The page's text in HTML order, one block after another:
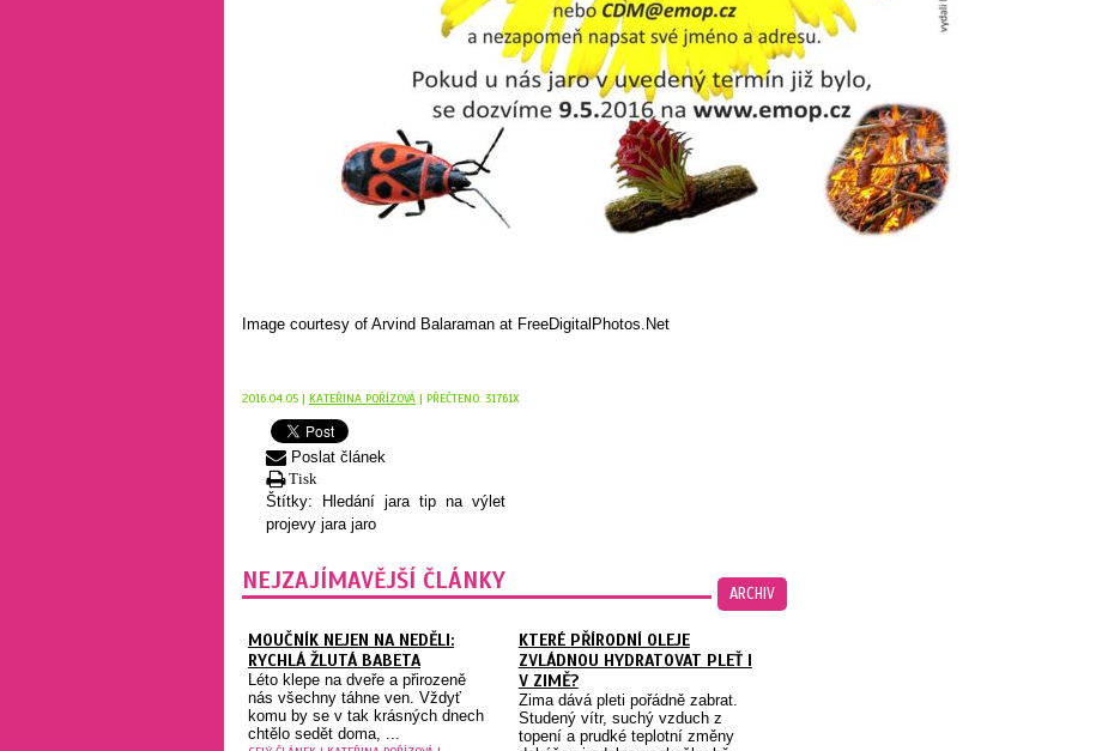
Image courtesy of Arvind Balaraman at FreeDigitalPhotos.Net
2016.04.05 | KATEŘINA POŘÍZOVÁ | PŘEČTENO: 31761X
Poslat článek
Tisk
Štítky: Hledání jara tip na výlet
projevy jara jaro
ARCHIV
NEJZAJÍMAVĚJŠÍ ČLÁNKY
MOUČNÍK NEJEN NA NEDĚLI:
RYCHLÁ ŽLUTÁ BABETA
Léto klepe na dveře a přirozeně
nás všechny táhne ven. Vždyť
komu by se v tak krásných dnech
chtělo sedět doma, ...
KTERÉ PŘÍRODNÍ OLEJE
ZVLÁDNOU HYDRATOVAT PLEŤ I
V ZIMĚ?
Zima dává pleti pořádně zabrat.
Studený vítr, suchý vzduch z
topení a prudké teplotní změny